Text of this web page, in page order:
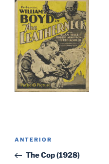
Navegación
Entrada
anterior:
ANTERIOR
The Cop (1928)